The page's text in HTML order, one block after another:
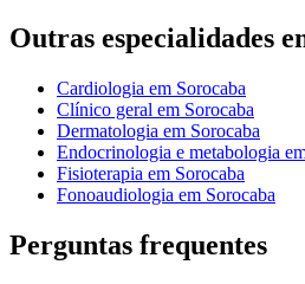
Outras especialidades
Cardiologia em Sorocaba
Clínico geral em Sorocaba
Dermatologia em Sorocaba
Endocrinologia e metabologia
Fisioterapia em Sorocaba
Fonoaudiologia em Sorocaba
Perguntas frequentes